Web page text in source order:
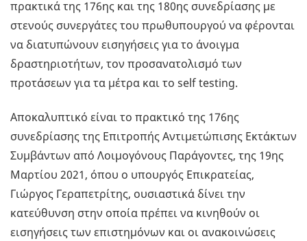
πρακτικά της 176ης και της 180ης συνεδρίασης με
στενούς συνεργάτες του πρωθυπουργού να φέρονται
να διατυπώνουν εισηγήσεις για το άνοιγμα
δραστηριοτήτων, τον προσανατολισμό των
προτάσεων για τα μέτρα και το self testing.
Αποκαλυπτικό είναι το πρακτικό της 176ης
συνεδρίασης της Επιτροπής Αντιμετώπισης Εκτάκτων
Συμβάντων από Λοιμογόνους Παράγοντες, της 19ης
Μαρτίου 2021, όπου ο υπουργός Επικρατείας,
Γιώργος Γεραπετρίτης, ουσιαστικά δίνει την
κατεύθυνση στην οποία πρέπει να κινηθούν οι
εισηγήσεις των επιστημόνων και οι ανακοινώσεις